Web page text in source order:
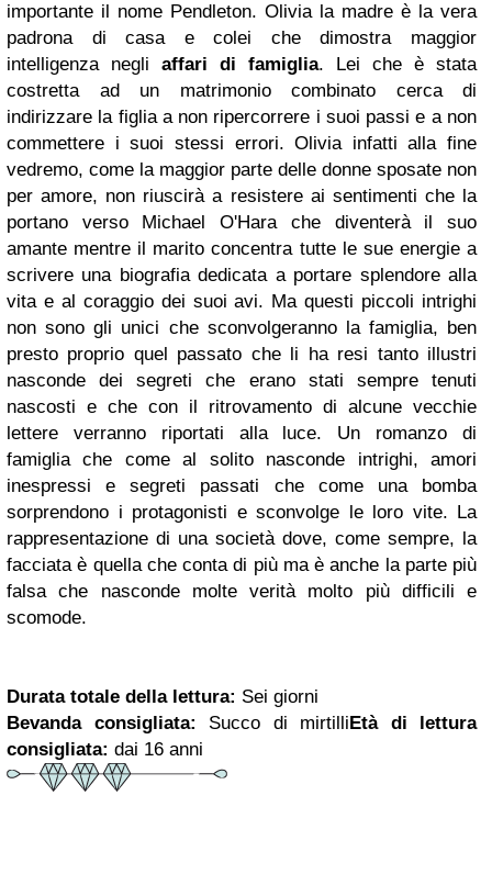
importante il nome Pendleton. Olivia la madre è la vera
padrona di casa e colei che dimostra maggior
intelligenza negli affari di famiglia. Lei che è stata
costretta ad un matrimonio combinato cerca di
indirizzare la figlia a non ripercorrere i suoi passi e a non
commettere i suoi stessi errori. Olivia infatti alla fine
vedremo, come la maggior parte delle donne sposate non
per amore, non riuscirà a resistere ai sentimenti che la
portano verso Michael O'Hara che diventerà il suo
amante mentre il marito concentra tutte le sue energie a
scrivere una biografia dedicata a portare splendore alla
vita e al coraggio dei suoi avi. Ma questi piccoli intrighi
non sono gli unici che sconvolgeranno la famiglia, ben
presto proprio quel passato che li ha resi tanto illustri
nasconde dei segreti che erano stati sempre tenuti
nascosti e che con il ritrovamento di alcune vecchie
lettere verranno riportati alla luce. Un romanzo di
famiglia che come al solito nasconde intrighi, amori
inespressi e segreti passati che come una bomba
sorprendono i protagonisti e sconvolge le loro vite. La
rappresentazione di una società dove, come sempre, la
facciata è quella che conta di più ma è anche la parte più
falsa che nasconde molte verità molto più difficili e
scomode.
Durata totale della lettura: Sei giorni
Bevanda consigliata: Succo di mirtilliEtà di lettura
consigliata: dai 16 anni